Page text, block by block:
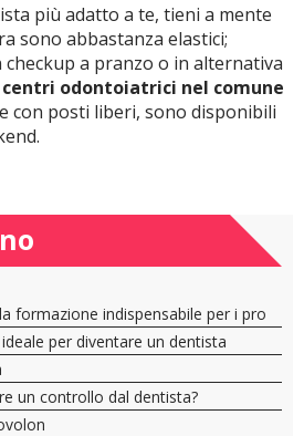
più adatto a te, tieni a mente
sono abbastanza elastici;
a pranzo o in alternativa
odontoiatrici nel comune
con posti liberi, sono disponibili
formazione indispensabile per i pro
per diventare un dentista
un controllo dal dentista?